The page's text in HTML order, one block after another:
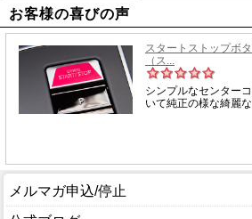
お客様の喜びの声
メルマガ申込/停止